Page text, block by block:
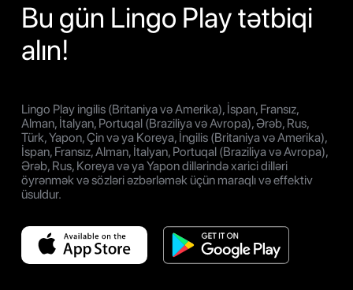
Bu gün Lingo Play tətbiqi
alın!
Lingo Play ingilis (Britaniya və Amerika), İspan, Fransız,
Alman, İtalyan, Portuqal (Braziliya və Avropa), Ərəb, Rus,
Türk, Yapon, Çin və ya Koreya, İngilis (Britaniya və Amerika),
İspan, Fransız, Alman, İtalyan, Portuqal (Braziliya və Avropa),
Ərəb, Rus, Koreya və ya Yapon dillərində xarici dilləri
öyrənmək və sözləri əzbərləmək üçün maraqlı və effektiv
üsuldur.